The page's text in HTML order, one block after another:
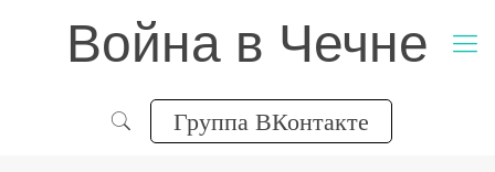
Война в Чечне
Группа ВКонтакте